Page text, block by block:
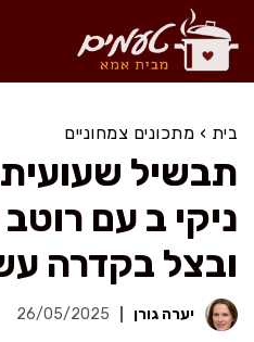
לדלג
לתוכן
בית › מתכונים צמחוניים
תבשיל
ניקי ב עם
ובצל בקדרה
יערה גורן 26/05/2025